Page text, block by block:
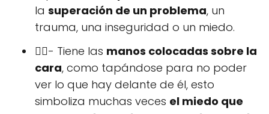
la superación de un problema, un
trauma, una inseguridad o un miedo.
🤦‍♂️- Tiene las manos colocadas sobre la
cara, como tapándose para no poder
ver lo que hay delante de él, esto
simboliza muchas veces el miedo que